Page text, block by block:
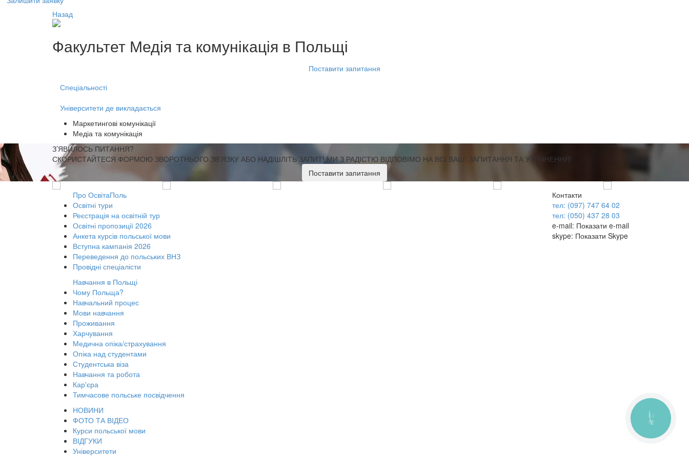
Назад
Факультет Медія та комунікація в Польщі
Поставити запитання
Спеціальності
Університети де викладається
Маркетингові комунікації
Медіа та комунікація
З’ЯВИЛОСЬ ПИТАННЯ?
СКОРИСТАЙТЕСЯ ФОРМОЮ ЗВОРОТНЬОГО ЗВ’ЯЗКУ АБО НАДІШЛІТЬ ЗАПИТ! МИ З РАДІСТЮ ВІДПОВІМО НА ВСІ ВАШІ ЗАПИТАННЯ ТА УТОЧНЕННЯ!
Поставити запитання
Про ОсвітаПоль
Освітні тури
Реєстрація на освітній тур
Освітні пропозиції 2026
Анкета курсів польської мови
Вступна кампанія 2026
Переведення до польських ВНЗ
Провідні спеціалісти
Навчання в Польщі
Чому Польща?
Навчальний процес
Мови навчання
Проживання
Харчування
Медична опіка/страхування
Опіка над студентами
Студентська віза
Навчання та робота
Кар'єра
Тимчасове польське посвідчення
НОВИНИ
ФОТО ТА ВІДЕО
Курси польської мови
ВІДГУКИ
Університети
Контакти
тел: (097) 747 64 02
тел: (050) 437 28 03
e-mail: Показати e-mail
skype: Показати Skype
КНОПКА
ЗВ'ЯЗКУ